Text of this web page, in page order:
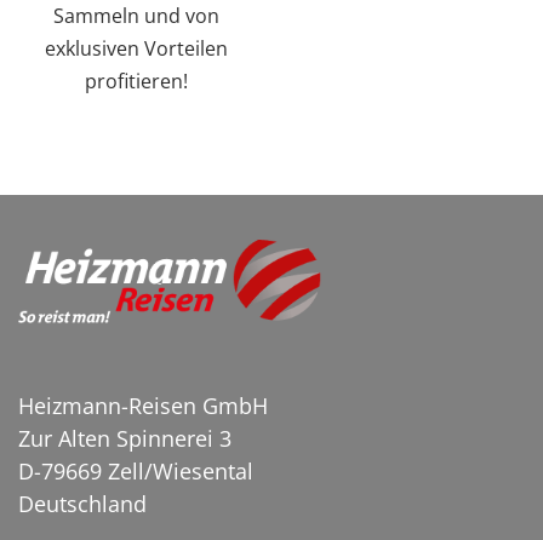
Sammeln und von
exklusiven Vorteilen
profitieren!
Heizmann-Reisen GmbH
Zur Alten Spinnerei 3
D-79669 Zell/Wiesental
Deutschland